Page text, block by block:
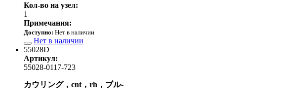
Кол-во на узел:
1
Примечания:
Доступно: Нет в наличии
Нет в наличии
55028D
Артикул:
55028-0117-723
カウリング，cnt，rh，ブル-